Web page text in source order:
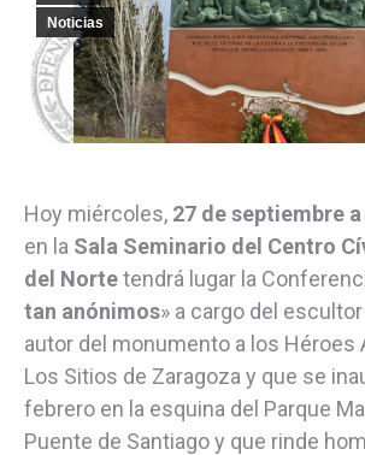
Noticias
Hoy miércoles, 27 de septiembre
en la Sala Seminario del Centro
del Nortetendrá lugar la
tan anónimos» a cargo del escultor
autor del monumento a los Héroes
Los Sitios de Zaragoza y que se
febrero en la esquina del Parque
Puente de Santiago y que rinde